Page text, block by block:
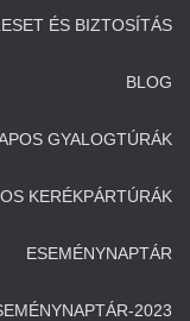
ÉS BIZTOSÍTÁS
BLOG
GYALOGTÚRÁK
KERÉKPÁRTÚRÁK
ESEMÉNYNAPTÁR
2023